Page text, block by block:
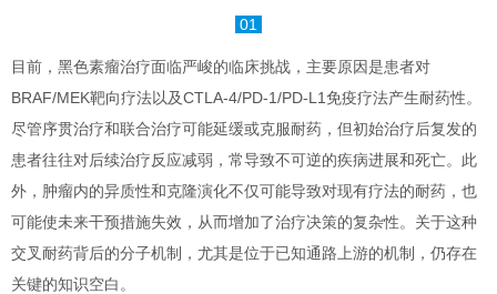
01
目前，黑色素瘤治疗面临严峻的临床挑战，主要原因是患者对
BRAF/MEK靶向疗法以及CTLA-4/PD-1/PD-L1免疫疗法产生耐药性。
尽管序贯治疗和联合治疗可能延缓或克服耐药，但初始治疗后复发的
患者往往对后续治疗反应减弱，常导致不可逆的疾病进展和死亡。此
外，肿瘤内的异质性和克隆演化不仅可能导致对现有疗法的耐药，也
可能使未来干预措施失效，从而增加了治疗决策的复杂性。关于这种
交叉耐药背后的分子机制，尤其是位于已知通路上游的机制，仍存在
关键的知识空白。